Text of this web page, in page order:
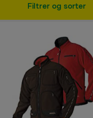
Filtrer og sorter